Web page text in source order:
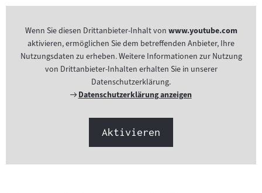
Wenn Sie diesen Drittanbieter-Inhalt von www.youtube.com
aktivieren, ermöglichen Sie dem betreffenden Anbieter, Ihre
Nutzungsdaten zu erheben. Weitere Informationen zur Nutzung
von Drittanbieter-Inhalten erhalten Sie in unserer
Datenschutzerklärung.
Externer
Datenschutzerklärung anzeigen
Aktivieren